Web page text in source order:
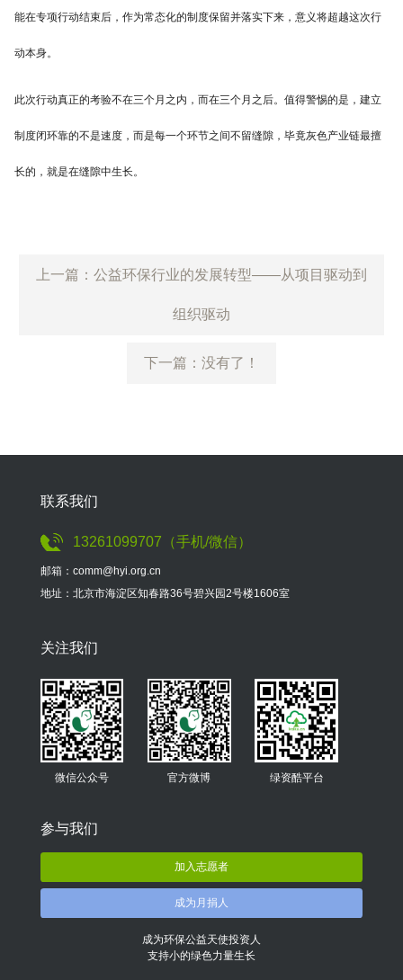
能在专项行动结束后，作为常态化的制度保留并落实下来，意义将超越这次行
动本身。
此次行动真正的考验不在三个月之内，而在三个月之后。值得警惕的是，建立
制度闭环靠的不是速度，而是每一个环节之间不留缝隙，毕竟灰色产业链最擅
长的，就是在缝隙中生长。
上一篇：公益环保行业的发展转型——从项目驱动到
组织驱动
下一篇：没有了！
联系我们
13261099707（手机/微信）
邮箱：comm@hyi.org.cn
地址：北京市海淀区知春路36号碧兴园2号楼1606室
关注我们
微信公众号 官方微博 绿资酷平台
参与我们
加入志愿者
成为月捐人
成为环保公益天使投资人
支持小的绿色力量生长